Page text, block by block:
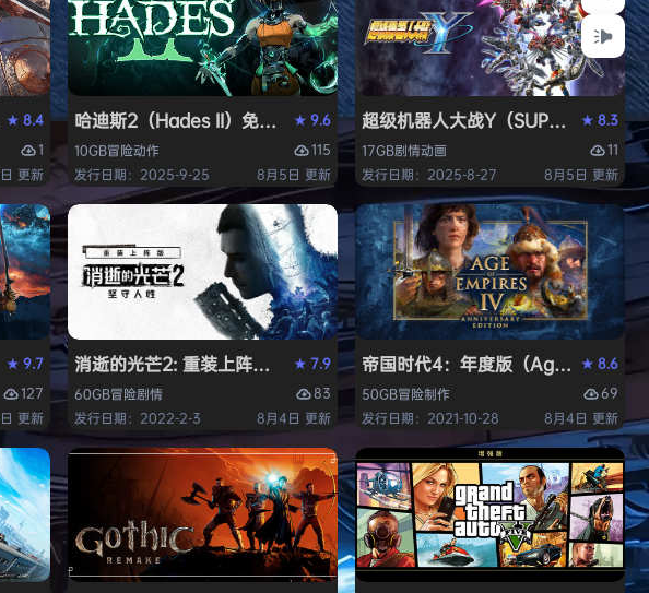
》免安装中文版
★8.4
1
更新
哈迪斯2（Hades II）免安装中文版
★9.6
10GB冒险动作
115
发行日期：2025-9-25
8月5日 更新
超级机器人大战Y（SUPER ★8.3
17GB剧情动画
11
发行日期：2025-8-27
8月5日 更新
装中文版
免安装中文版
）免安装中文版
★9.7
127
更新
消逝的光芒2: 重装上阵版（Dying Light 2 Stay Human: Reloaded
★7.9
60GB冒险剧情
83
发行日期：2022-2-3
8月4日 更新
帝国时代4：年度版（Age of
★8.6
50GB冒险制作
69
发行日期：2021-10-28
8月4日 更新